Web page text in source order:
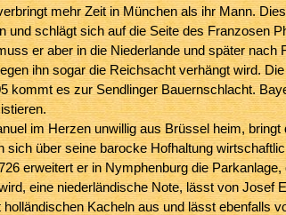
mehr Zeit in München als ihr Mann.
und schlägt sich auf die Seite des Franzosen
er aber in die Niederlande und später nach
ihn sogar die Reichsacht verhängt wird.
kommt es zur Sendlinger Bauernschlacht.
im Herzen unwillig aus Brüssel heim,
sich über seine barocke Hofhaltung
erweitert er in Nymphenburg die
eine niederländische Note, lässt von Josef
Kacheln aus und lässt ebenfalls